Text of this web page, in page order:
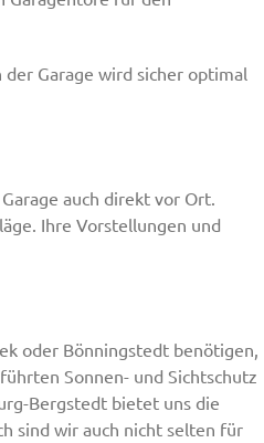
Garage wird sicher optimal
auch direkt vor Ort.
Ihre Vorstellungen und
oder Bönningstedt benötigen,
Sonnen- und Sichtschutz
Bergstedt bietet uns die
sind wir auch nicht selten für